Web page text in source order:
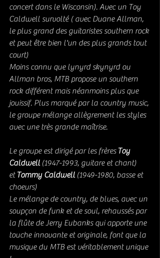
concert dans le Wisconsin). Avec un Toy
Caldwell survolté ( avec Duane Allman,
le plus grand des guitaristes southern rock
et peut être bien l'un des plus grands tout
court)
Moins connu que lynyrd skynyrd ou
Allman bros, MTB propose un southern
rock différent mais néanmoins plus que
jouissif. Plus marqué par la country music,
le groupe mélange allègrement les styles
avec une très grande maîtrise.
Le groupe est dirigé par les frères Toy
Caldwell (1947-1993, guitare et chant)
et Tommy Caldwell (1949-1980, basse et
choeurs)
Le mélange de country, de blues, avec un
soupçon de funk et de soul, rehaussés par
la flûte de Jerry Eubanks qui apporte une
touche innovante et originale, font que la
musique du MTB est véritablement unique